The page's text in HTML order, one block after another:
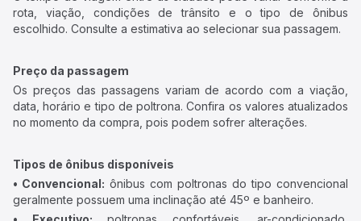
rota, viação, condições de trânsito e o tipo de ônibus
escolhido. Consulte a estimativa ao selecionar sua passagem.
Preço da passagem
Os preços das passagens variam de acordo com a viação,
data, horário e tipo de poltrona. Confira os valores atualizados
no momento da compra, pois podem sofrer alterações.
Tipos de ônibus disponíveis
• Convencional: ônibus com poltronas do tipo convencional
geralmente possuem uma inclinação até 45º e banheiro.